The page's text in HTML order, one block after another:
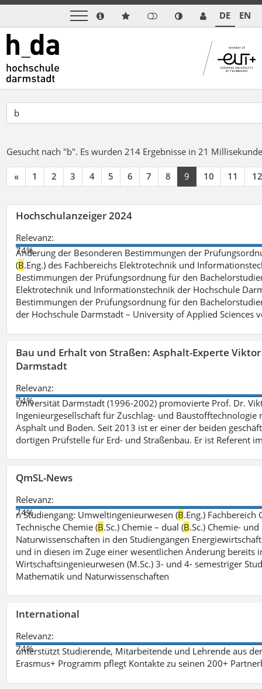
DE EN
Gesucht nach "b". Es wurden 214 Ergebnisse in 21
« 1 2 3 4 5 6 7 8 9 10 11 12
Hochschulanzeiger 2024
Relevanz:
74%
Änderung der Besonderen Bestimmungen der
(B.Eng.) des Fachbereichs Elektrotechnik und
Bestimmungen der Prüfungsordnung für den
Elektrotechnik und Informationstechnik der Hochschule
Bestimmungen der Prüfungsordnung für den
der Hochschule Darmstadt – University of Applied Sciences
Bau und Erhalt von Straßen: Asphalt-Experte
Darmstadt
Relevanz:
74%
Universität Darmstadt (1996-2002) promovierte Prof. Dr.
Ingenieurgesellschaft für Zuschlag- und
Asphalt und Boden. Seit 2013 ist er einer der beiden
dortigen Prüfstelle für Erd- und Straßenbau. Er ist Referent
QmSL-News
Relevanz:
74%
n Studiengang: Umweltingenieurwesen (B.Eng.)
Technische Chemie (B.Sc.) Chemie – dual (B.Sc.) Chemie-
Naturwissenschaften in den Studiengängen
und in diesen im Zuge einer wesentlichen Änderung bereits
Wirtschaftsingenieurwesen (M.Sc.) 3- und 4- semestriger
Mathematik und Naturwissenschaften
International
Relevanz:
74%
unterstützt Studierende, Mitarbeitende und Lehrende aus
Erasmus+ Programm pflegt Kontakte zu seinen 200+